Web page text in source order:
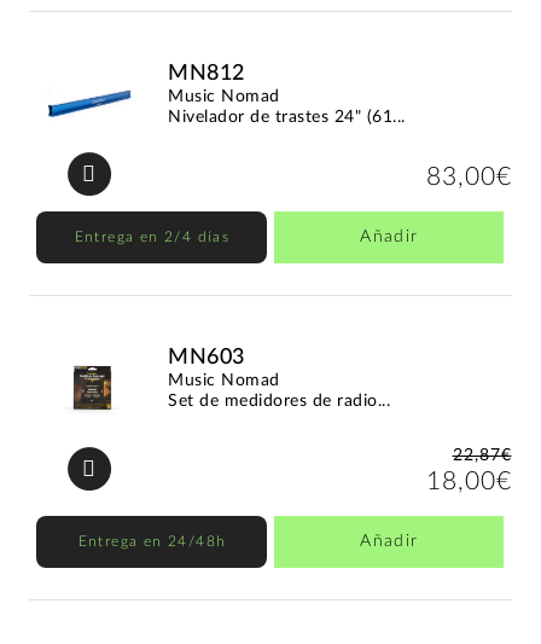
MN812
Music Nomad
Nivelador de trastes 24" (61...
83,00€
Entrega en 2/4 días Añadir
MN603
Music Nomad
Set de medidores de radio...
22,87€
18,00€
Entrega en 24/48h Añadir